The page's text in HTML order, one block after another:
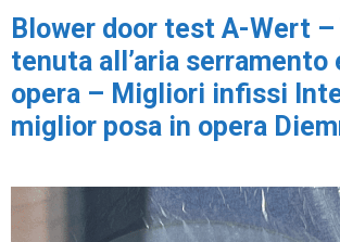
Blower door test A-Wert
tenuta all’aria serramento
opera – Migliori infissi
miglior posa in opera